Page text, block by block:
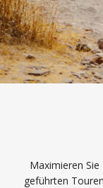
Maximieren
geführten